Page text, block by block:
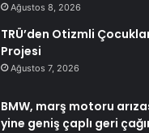
Ağustos 8, 2026
TRÜ’den Otizmli
Projesi
Ağustos 7, 2026
BMW, marş motoru
yine geniş çaplı geri